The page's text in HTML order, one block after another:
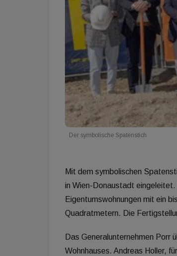
Der symbolische Spatenstich
Mit dem symbolischen
in Wien-Donaustadt
Eigentumswohnungen mit ein
Quadratmetern. Die
Das Generalunternehmen Porr
Wohnhauses. Andreas Holler,